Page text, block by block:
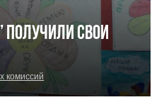
получили свои
комиссий